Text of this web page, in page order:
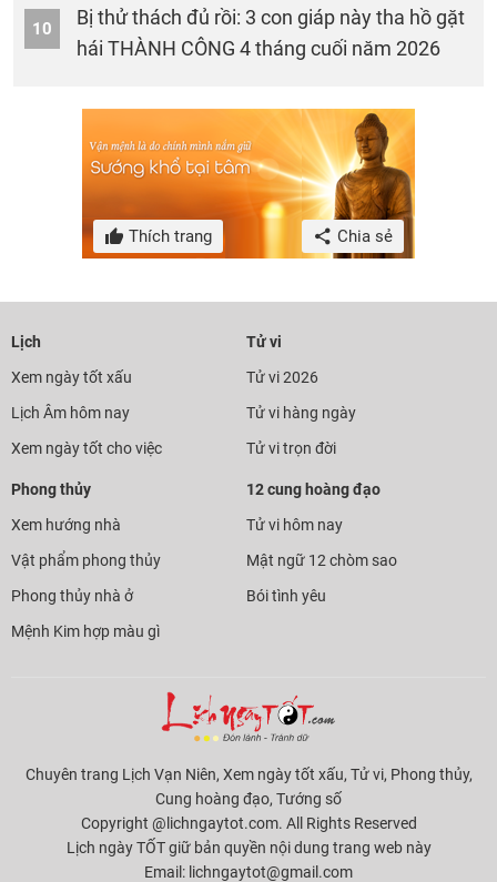
10
Bị thử thách đủ rồi: 3 con giáp này tha hồ gặt
hái THÀNH CÔNG 4 tháng cuối năm 2026
Thích trang Chia sẻ
Lịch
Xem ngày tốt xấu
Lịch Âm hôm nay
Xem ngày tốt cho việc
Tử vi
Tử vi 2026
Tử vi hàng ngày
Tử vi trọn đời
Phong thủy
Xem hướng nhà
Vật phẩm phong thủy
Phong thủy nhà ở
Mệnh Kim hợp màu gì
12 cung hoàng đạo
Tử vi hôm nay
Mật ngữ 12 chòm sao
Bói tình yêu
Chuyên trang Lịch Vạn Niên, Xem ngày tốt xấu, Tử vi, Phong thủy,
Cung hoàng đạo, Tướng số
Copyright @lichngaytot.com. All Rights Reserved
Lịch ngày TỐT giữ bản quyền nội dung trang web này
Email: lichngaytot@gmail.com